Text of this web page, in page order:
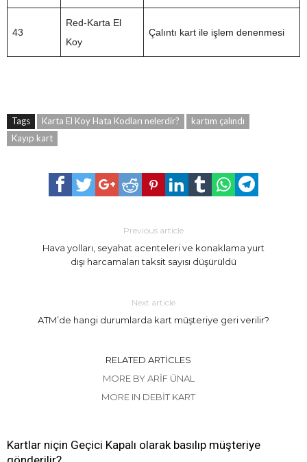
43
Red-Karta El
Koy
Çalıntı kart ile işlem denenmesi
Tags Karta El Koy Hata Kodları nelerdir?
kartım çalındı
Kayıp kart
Previous article
Hava yolları, seyahat acenteleri ve konaklama yurt
dışı harcamaları taksit sayısı düşürüldü
Next article
ATM’de hangi durumlarda kart müşteriye geri verilir?
RELATED ARTICLES
MORE BY ARIF ÜNAL
MORE IN DEBIT KART
Kartlar niçin Geçici Kapalı olarak basılıp müşteriye